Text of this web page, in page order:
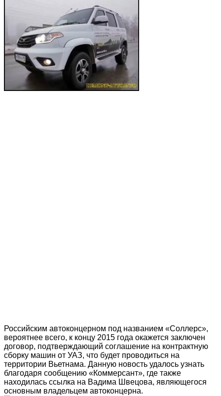
Российским автоконцерном под названием «Соллерс»,
вероятнее всего, к концу 2015 года окажется заключен
договор, подтверждающий соглашение на контрактную
сборку машин от УАЗ, что будет проводиться на
территории Вьетнама. Данную новость удалось узнать
благодаря сообщению «Коммерсант», где также
находилась ссылка на Вадима Швецова, являющегося
основным владельцем автоконцерна.